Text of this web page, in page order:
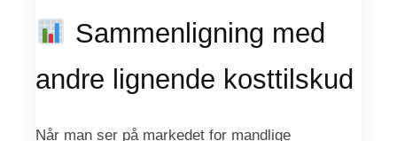
Sammenligning med
andre lignende kosttilskud
Når man ser på markedet for mandlige